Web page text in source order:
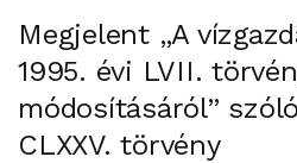
Megjelent „A
1995. évi LVII.
módosításáról”
CLXXV. törvény